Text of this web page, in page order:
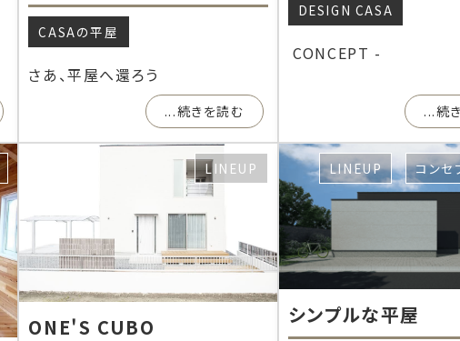
CASAの平屋
さあ、平屋へ還ろう
...続きを読む
DESIGN CASA
CONCEPT -
...続
ONE'S CUBO
LINEUP
シンプルな平屋
LINEUP コンセ